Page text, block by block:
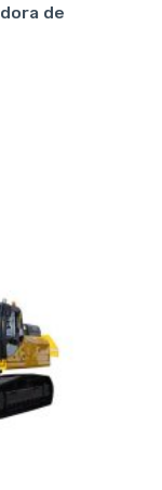
de